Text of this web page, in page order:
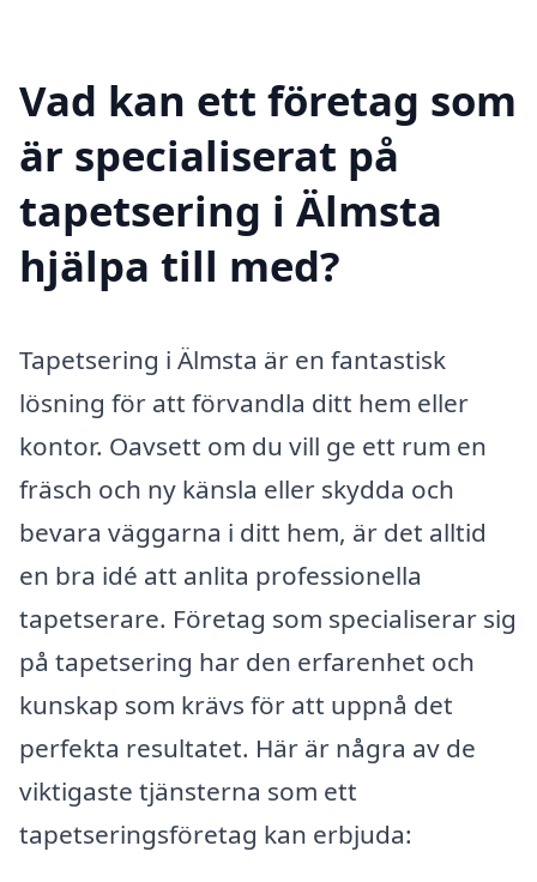
Vad kan ett företag som
är specialiserat på
tapetsering i Älmsta
hjälpa till med?
Tapetsering i Älmsta är en fantastisk
lösning för att förvandla ditt hem eller
kontor. Oavsett om du vill ge ett rum en
fräsch och ny känsla eller skydda och
bevara väggarna i ditt hem, är det alltid
en bra idé att anlita professionella
tapetserare. Företag som specialiserar sig
på tapetsering har den erfarenhet och
kunskap som krävs för att uppnå det
perfekta resultatet. Här är några av de
viktigaste tjänsterna som ett
tapetseringsföretag kan erbjuda: